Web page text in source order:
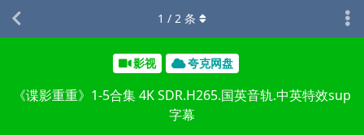
影视 夸克网盘
《谍影重重》1-5合集 4K SDR.H265.国英音轨.中英特效sup
字幕
1 / 2 条